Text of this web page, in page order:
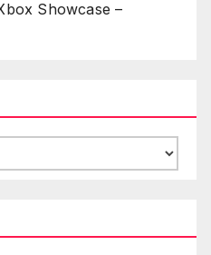
Showcase –